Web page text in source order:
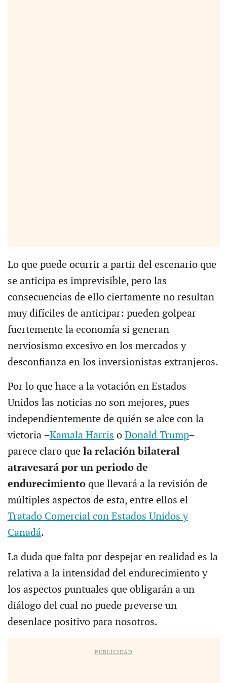
Lo que puede ocurrir a partir del escenario que
se anticipa es imprevisible, pero las
consecuencias de ello ciertamente no resultan
muy difíciles de anticipar: pueden golpear
fuertemente la economía si generan
nerviosismo excesivo en los mercados y
desconfianza en los inversionistas extranjeros.
Por lo que hace a la votación en Estados
Unidos las noticias no son mejores, pues
independientemente de quién se alce con la
victoria −Kamala Harris o Donald Trump−
parece claro que la relación bilateral
atravesará por un periodo de
endurecimiento que llevará a la revisión de
múltiples aspectos de esta, entre ellos el
Tratado Comercial con Estados Unidos y
Canadá.
La duda que falta por despejar en realidad es la
relativa a la intensidad del endurecimiento y
los aspectos puntuales que obligarán a un
diálogo del cual no puede preverse un
desenlace positivo para nosotros.
PUBLICIDAD